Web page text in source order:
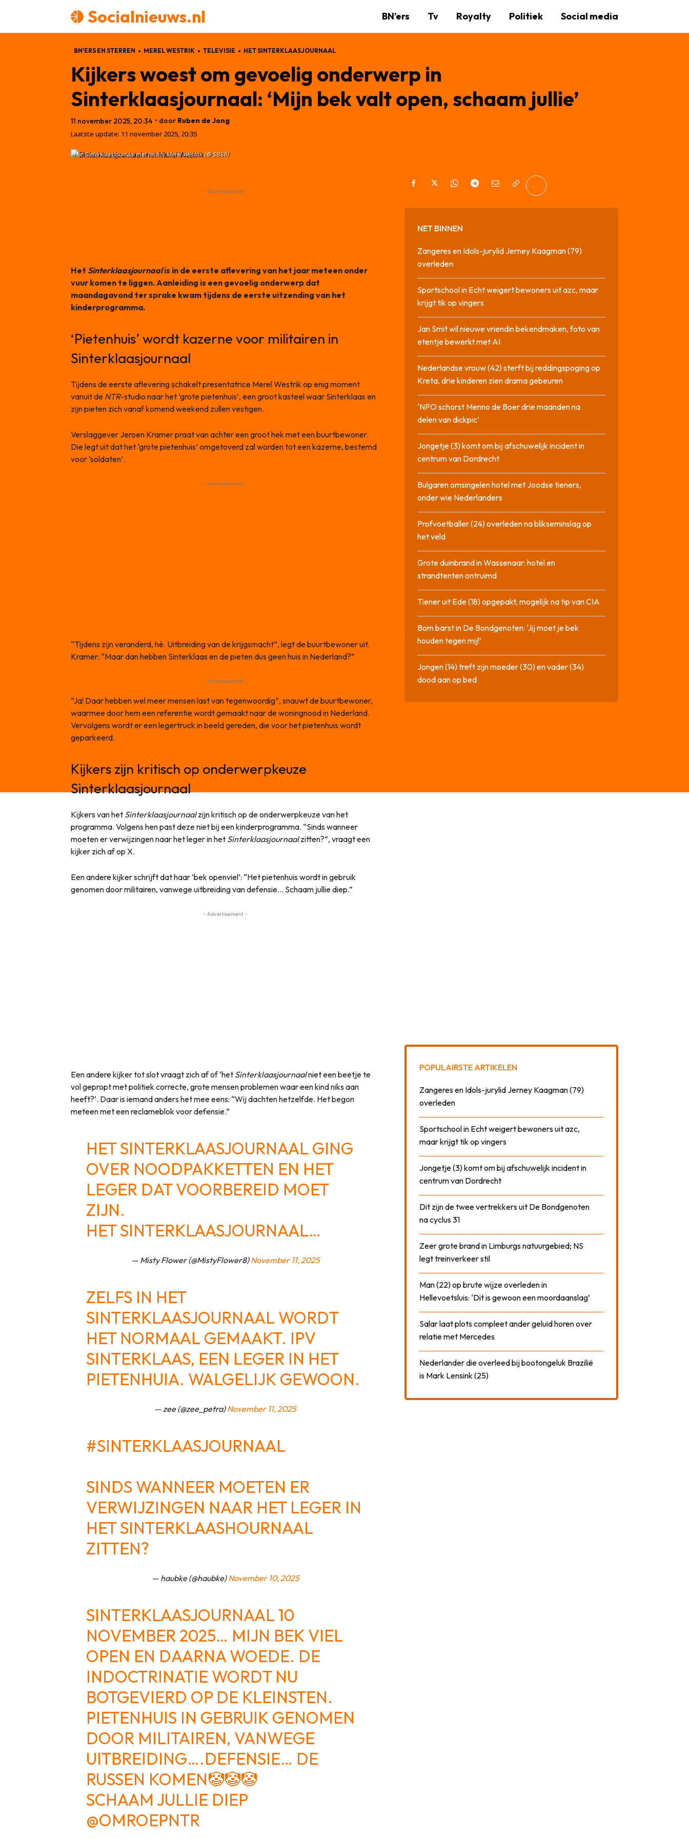
Socialnieuws.nl BN’ers Tv Royalty Politiek Social media
BN'ERS EN STERREN MEREL WESTRIK TELEVISIE HET SINTERKLAASJOURNAAL
Kijkers woest om gevoelig onderwerp in
Sinterklaasjournaal: ‘Mijn bek valt open, schaam jullie’
11 november 2025, 20:34 • door Ruben de Jong
Laatste update: 11 november 2025, 20:35
Het Sinterklaasjournaal met rechts Merel Westrik (© SBS6)
- Advertisement -
Het Sinterklaasjournaalis in de eerste aflevering van het jaar meteen onder
vuur komen te liggen. Aanleiding is een gevoelig onderwerp dat
maandagavond ter sprake kwam tijdens de eerste uitzending van het
kinderprogramma.
‘Pietenhuis’ wordt kazerne voor militairen in
Sinterklaasjournaal
Tijdens de eerste aflevering schakelt presentatrice Merel Westrik op enig moment
vanuit de NTR-studio naar het ‘grote pietenhuis’, een groot kasteel waar Sinterklaas en
zijn pieten zich vanaf komend weekend zullen vestigen.
Verslaggever Jeroen Kramer praat van achter een groot hek met een buurtbewoner.
Die legt uit dat het ‘grote pietenhuis’ omgetoverd zal worden tot een kazerne, bestemd
voor ‘soldaten’.
- Advertisement -
“Tijdens zijn veranderd, hè. Uitbreiding van de krijgsmacht”, legt de buurtbewoner uit.
Kramer: “Maar dan hebben Sinterklaas en de pieten dus geen huis in Nederland?”
- Advertisement -
“Ja! Daar hebben wel meer mensen last van tegenwoordig”, snauwt de buurtbewoner,
waarmee door hem een referentie wordt gemaakt naar de woningnood in Nederland.
Vervolgens wordt er een legertruck in beeld gereden, die voor het pietenhuis wordt
geparkeerd.
Kijkers zijn kritisch op onderwerpkeuze
Sinterklaasjournaal
Kijkers van het Sinterklaasjournaalzijn kritisch op de onderwerpkeuze van het
programma. Volgens hen past deze niet bij een kinderprogramma. “Sinds wanneer
moeten er verwijzingen naar het leger in het Sinterklaasjournaalzitten?”, vraagt een
kijker zich af op X.
Een andere kijker schrijft dat haar ‘bek openviel’: “Het pietenhuis wordt in gebruik
genomen door militairen, vanwege uitbreiding van defensie… Schaam jullie diep.”
- Advertisement -
Een andere kijker tot slot vraagt zich af of ‘het Sinterklaasjournaalniet een beetje te
vol gepropt met politiek correcte, grote mensen problemen waar een kind niks aan
heeft?’. Daar is iemand anders het mee eens: “Wij dachten hetzelfde. Het begon
meteen met een reclameblok voor defensie.”
HET SINTERKLAASJOURNAAL GING
OVER NOODPAKKETTEN EN HET
LEGER DAT VOORBEREID MOET
ZIJN.
HET SINTERKLAASJOURNAAL…
— Misty Flower (@MistyFlower8)November 11, 2025
ZELFS IN HET
SINTERKLAASJOURNAAL WORDT
HET NORMAAL GEMAAKT. IPV
SINTERKLAAS, EEN LEGER IN HET
PIETENHUIA. WALGELIJK GEWOON.
— zee (@zee_petra)November 11, 2025
#SINTERKLAASJOURNAAL
SINDS WANNEER MOETEN ER
VERWIJZINGEN NAAR HET LEGER IN
HET SINTERKLAASHOURNAAL
ZITTEN?
— haubke (@haubke)November 10, 2025
SINTERKLAASJOURNAAL 10
NOVEMBER 2025… MIJN BEK VIEL
OPEN EN DAARNA WOEDE. DE
INDOCTRINATIE WORDT NU
BOTGEVIERD OP DE KLEINSTEN.
PIETENHUIS IN GEBRUIK GENOMEN
DOOR MILITAIREN, VANWEGE
UITBREIDING….DEFENSIE… DE
RUSSEN KOMEN🤡🤡🤡
SCHAAM JULLIE DIEP
@OMROEPNTR
NET BINNEN
Zangeres en Idols-jurylid Jerney Kaagman (79)
overleden
Sportschool in Echt weigert bewoners uit azc, maar
krijgt tik op vingers
Jan Smit wil nieuwe vriendin bekendmaken, foto van
etentje bewerkt met AI
Nederlandse vrouw (42) sterft bij reddingspoging op
Kreta, drie kinderen zien drama gebeuren
‘NPO schorst Menno de Boer drie maanden na
delen van dickpic’
Jongetje (3) komt om bij afschuwelijk incident in
centrum van Dordrecht
Bulgaren omsingelen hotel met Joodse tieners,
onder wie Nederlanders
Profvoetballer (24) overleden na blikseminslag op
het veld
Grote duinbrand in Wassenaar: hotel en
strandtenten ontruimd
Tiener uit Ede (18) opgepakt, mogelijk na tip van CIA
Bom barst in De Bondgenoten: ‘Jij moet je bek
houden tegen mij!’
Jongen (14) treft zijn moeder (30) en vader (34)
dood aan op bed
POPULAIRSTE ARTIKELEN
Zangeres en Idols-jurylid Jerney Kaagman (79)
overleden
Sportschool in Echt weigert bewoners uit azc,
maar krijgt tik op vingers
Jongetje (3) komt om bij afschuwelijk incident in
centrum van Dordrecht
Dit zijn de twee vertrekkers uit De Bondgenoten
na cyclus 31
Zeer grote brand in Limburgs natuurgebied; NS
legt treinverkeer stil
Man (22) op brute wijze overleden in
Hellevoetsluis: ‘Dit is gewoon een moordaanslag’
Salar laat plots compleet ander geluid horen over
relatie met Mercedes
Nederlander die overleed bij bootongeluk Brazilië
is Mark Lensink (25)